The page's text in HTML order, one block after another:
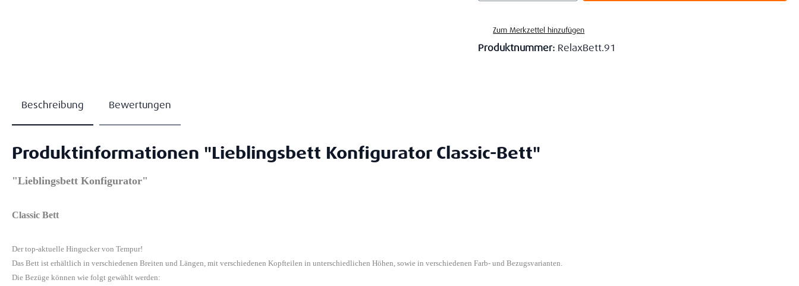
Zum Merkzettel hinzufügen
Produktnummer: RelaxBett.91
Beschreibung Bewertungen
Produktinformationen "Lieblingsbett Konfigurator Classic-Bett"
"Lieblingsbett Konfigurator"
Classic Bett
Der top-aktuelle Hingucker von Tempur!
Das Bett ist erhältlich in verschiedenen Breiten und Längen, mit verschiedenen Kopfteilen in unterschiedlichen Höhen, sowie in verschiedenen Farb- und Bezugsvarianten.
Die Bezüge können wie folgt gewählt werden: